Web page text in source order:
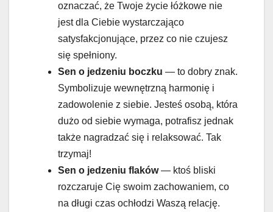
oznaczać, że Twoje życie łóżkowe nie
jest dla Ciebie wystarczająco
satysfakcjonujące, przez co nie czujesz
się spełniony.
Sen o jedzeniu boczku — to dobry znak.
Symbolizuje wewnętrzną harmonię i
zadowolenie z siebie. Jesteś osobą, która
dużo od siebie wymaga, potrafisz jednak
także nagradzać się i relaksować. Tak
trzymaj!
Sen o jedzeniu flaków— ktoś bliski
rozczaruje Cię swoim zachowaniem, co
na długi czas ochłodzi Waszą relację.